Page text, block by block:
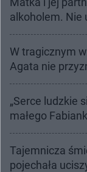
alkoholem. Nie
W tragicznym
Agata nie
„Serce ludzkie
małego
Tajemnicza
pojechała